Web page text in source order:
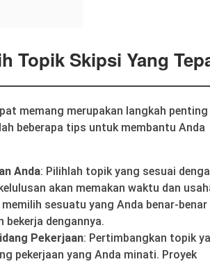
Topik Skipsi Yang
memang merupakan langkah penting
beberapa tips untuk membantu Anda
Anda: Pilihlah topik yang sesuai
akan memakan waktu dan
sesuatu yang Anda benar-benar
dengannya.
Pekerjaan: Pertimbangkan topik
pekerjaan yang Anda minati. Proyek